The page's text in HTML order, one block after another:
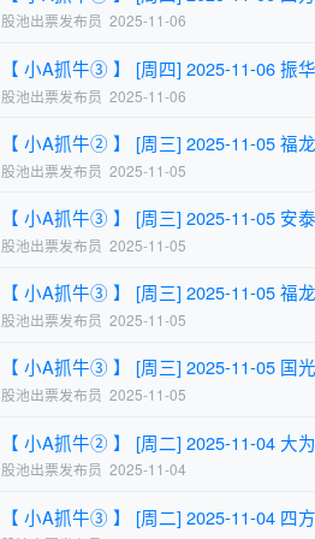
股池出票发布员 2025-11-06
【 小A抓牛③ 】 [周四] 2025-11-06 振
股池出票发布员 2025-11-06
【 小A抓牛② 】 [周三] 2025-11-05 福
股池出票发布员 2025-11-05
【 小A抓牛③ 】 [周三] 2025-11-05 安
股池出票发布员 2025-11-05
【 小A抓牛③ 】 [周三] 2025-11-05 福
股池出票发布员 2025-11-05
【 小A抓牛③ 】 [周三] 2025-11-05 国
股池出票发布员 2025-11-05
【 小A抓牛② 】 [周二] 2025-11-04 大
股池出票发布员 2025-11-04
【 小A抓牛③ 】 [周二] 2025-11-04 四